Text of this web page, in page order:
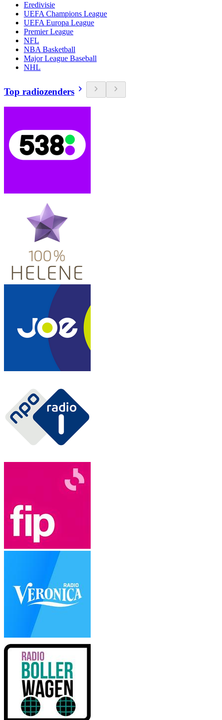
Eredivisie
UEFA Champions League
UEFA Europa League
Premier League
NFL
NBA Basketball
Major League Baseball
NHL
Top radiozenders